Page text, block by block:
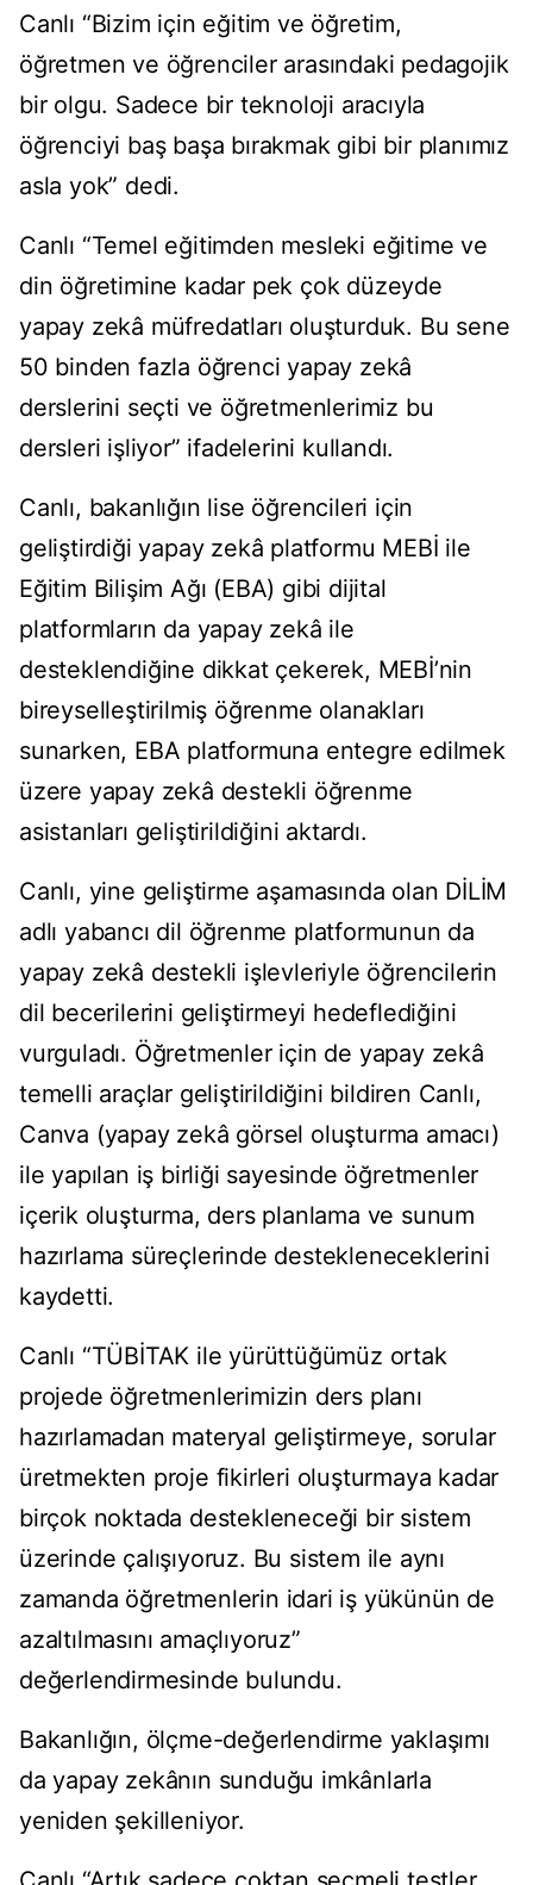
Canlı “Bizim için eğitim ve öğretim,
öğretmen ve öğrenciler arasındaki pedagojik
bir olgu. Sadece bir teknoloji aracıyla
öğrenciyi baş başa bırakmak gibi bir planımız
asla yok” dedi.
Canlı “Temel eğitimden mesleki eğitime ve
din öğretimine kadar pek çok düzeyde
yapay zekâ müfredatları oluşturduk. Bu sene
50 binden fazla öğrenci yapay zekâ
derslerini seçti ve öğretmenlerimiz bu
dersleri işliyor” ifadelerini kullandı.
Canlı, bakanlığın lise öğrencileri için
geliştirdiği yapay zekâ platformu MEBİ ile
Eğitim Bilişim Ağı (EBA) gibi dijital
platformların da yapay zekâ ile
desteklendiğine dikkat çekerek, MEBİ’nin
bireyselleştirilmiş öğrenme olanakları
sunarken, EBA platformuna entegre edilmek
üzere yapay zekâ destekli öğrenme
asistanları geliştirildiğini aktardı.
Canlı, yine geliştirme aşamasında olan DİLİM
adlı yabancı dil öğrenme platformunun da
yapay zekâ destekli işlevleriyle öğrencilerin
dil becerilerini geliştirmeyi hedeflediğini
vurguladı. Öğretmenler için de yapay zekâ
temelli araçlar geliştirildiğini bildiren Canlı,
Canva (yapay zekâ görsel oluşturma amacı)
ile yapılan iş birliği sayesinde öğretmenler
içerik oluşturma, ders planlama ve sunum
hazırlama süreçlerinde destekleneceklerini
kaydetti.
Canlı “TÜBİTAK ile yürüttüğümüz ortak
projede öğretmenlerimizin ders planı
hazırlamadan materyal geliştirmeye, sorular
üretmekten proje fikirleri oluşturmaya kadar
birçok noktada destekleneceği bir sistem
üzerinde çalışıyoruz. Bu sistem ile aynı
zamanda öğretmenlerin idari iş yükünün de
azaltılmasını amaçlıyoruz”
değerlendirmesinde bulundu.
Bakanlığın, ölçme-değerlendirme yaklaşımı
da yapay zekânın sunduğu imkânlarla
yeniden şekilleniyor.